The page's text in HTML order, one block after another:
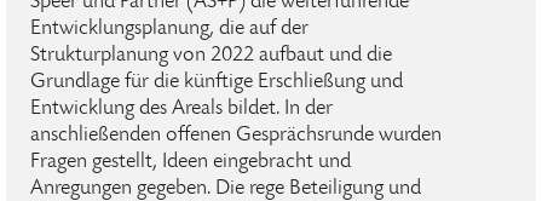
Entwicklungsplanung, die auf der
Strukturplanung von 2022 aufbaut und die
Grundlage für die künftige Erschließung und
Entwicklung des Areals bildet. In der
anschließenden offenen Gesprächsrunde wurden
Fragen gestellt, Ideen eingebracht und
Anregungen gegeben. Die rege Beteiligung und